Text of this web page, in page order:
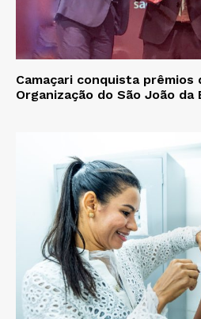
Camaçari conquista
Organização do São João da